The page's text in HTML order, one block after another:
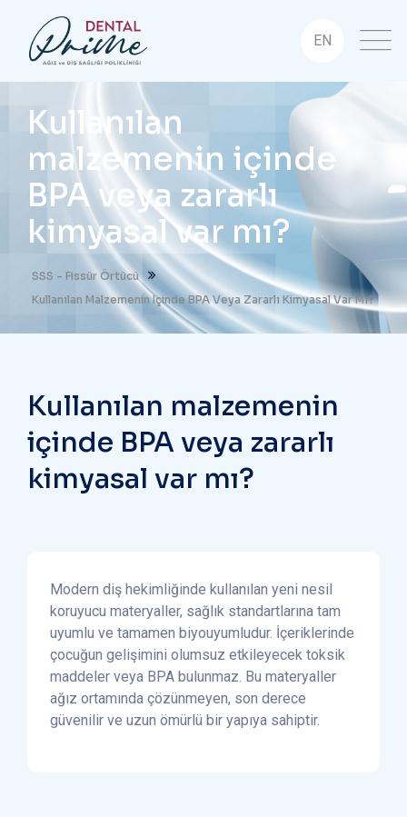
EN
Kullanılan
malzemenin içinde
BPA veya zararlı
kimyasal var mı?
SSS - Fissür Örtücü
Kullanılan Malzemenin Içinde BPA Veya Zararlı Kimyasal Var Mı?
Kullanılan malzemenin
içinde BPA veya zararlı
kimyasal var mı?
Modern diş hekimliğinde kullanılan yeni nesil
koruyucu materyaller, sağlık standartlarına tam
uyumlu ve tamamen biyouyumludur. İçeriklerinde
çocuğun gelişimini olumsuz etkileyecek toksik
maddeler veya BPA bulunmaz. Bu materyaller
ağız ortamında çözünmeyen, son derece
güvenilir ve uzun ömürlü bir yapıya sahiptir.